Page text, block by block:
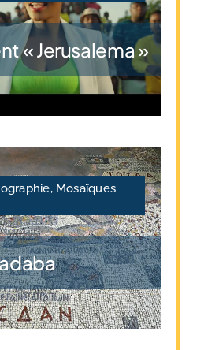
« Jerusalema »
, Mosaïques